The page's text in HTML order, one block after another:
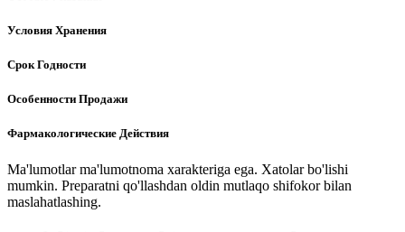
Условия Хранения
Срок Годности
Особенности Продажи
Фармакологические Действия
Ma'lumotlar ma'lumotnoma xarakteriga ega. Xatolar bo'lishi
mumkin. Preparatni qo'llashdan oldin mutlaqo shifokor bilan
maslahatlashing.